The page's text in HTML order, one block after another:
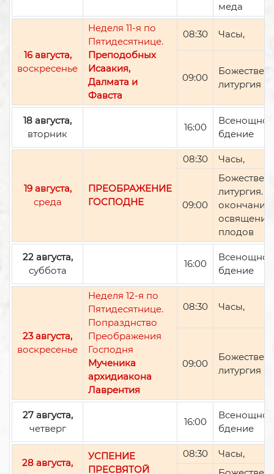
меда
16 августа,
воскресенье
Неделя 11-я по
Пятидесятнице.
Преподобных
Исаакия,
Далмата и
Фавста
08:30 Часы,
09:00
литургия
18 августа,
вторник
16:00
Всенощное
бдение
19 августа,
среда
ПРЕОБРАЖЕНИЕ
ГОСПОДНЕ
08:30 Часы,
09:00
литургия.
окончании
освящение
плодов
22 августа,
суббота
16:00
Всенощное
бдение
23 августа,
воскресенье
Неделя 12-я по
Пятидесятнице.
Попразднство
Преображения
Господня
Мученика
архидиакона
Лаврентия
08:30 Часы,
09:00
литургия
27 августа,
четверг
16:00
Всенощное
бдение
28 августа,
УСПЕНИЕ
ПРЕСВЯТОЙ
08:30 Часы,